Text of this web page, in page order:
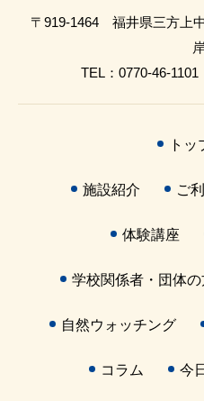
〒919-1464 福井県三方上
TEL：0770-46-
トッ
施設紹介 ご
体験講座
学校関係者・団体の
自然ウォッチング
コラム 今